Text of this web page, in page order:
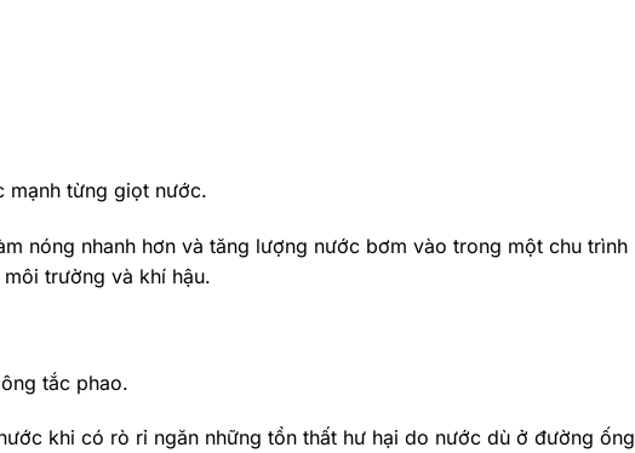
mạnh từng giọt nước.
nóng nhanh hơn và tăng lượng nước bơm vào trong một chu trình
trường và khí hậu.
tắc phao.
khi có rò rỉ ngăn những tổn thất hư hại do nước dù ở đường ống